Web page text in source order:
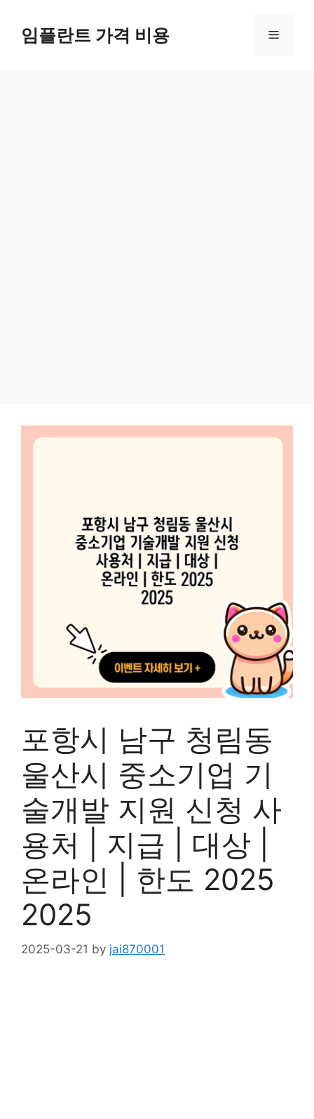
content임플란트 가격 비용 Menu
포항시 남구 청림동
울산시 중소기업 기
술개발 지원 신청 사
용처 | 지급 | 대상 |
온라인 | 한도 2025
2025
2025-03-21 by jai870001